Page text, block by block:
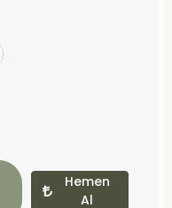
Hemen
Al